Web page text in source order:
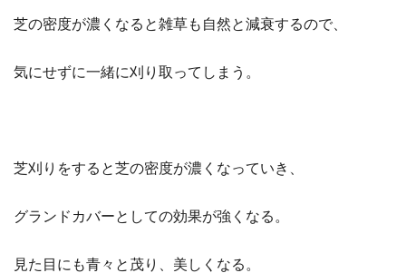
芝の密度が濃くなると雑草も自然と減衰するので、
気にせずに一緒に刈り取ってしまう。
芝刈りをすると芝の密度が濃くなっていき、
グランドカバーとしての効果が強くなる。
見た目にも青々と茂り、美しくなる。